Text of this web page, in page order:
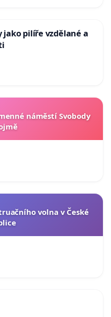
jako pilíře vzdělané a
náměstí Svobody
volna v České